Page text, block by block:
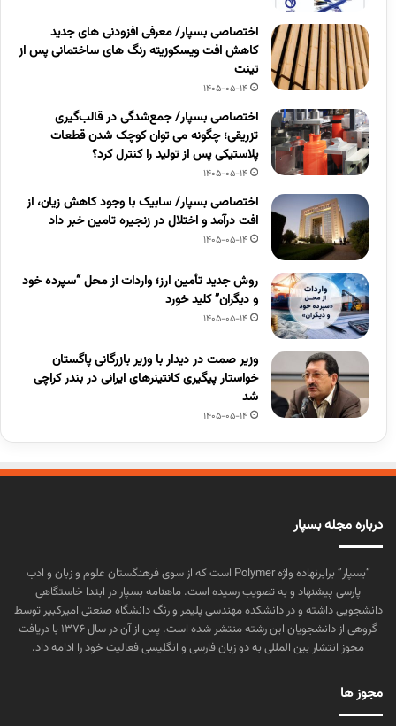
اختصاصی بسپار/ معرفی افزودنی های جدید
کاهش افت ویسکوزیته رنگ های ساختمانی پس از
تینت
1405-05-14
اختصاصی بسپار/ جمع‌شدگی در قالب‌گیری
تزریقی؛ چگونه می توان کوچک شدن قطعات
پلاستیکی پس از تولید را کنترل کرد؟
1405-05-14
اختصاصی بسپار/ سابیک با وجود کاهش زیان، از
افت درآمد و اختلال در زنجیره تامین خبر داد
1405-05-14
روش جدید تأمین ارز؛ واردات از محل “سپرده خود
و دیگران” کلید خورد
1405-05-14
وزیر صمت در دیدار با وزیر بازرگانی پاگستان
خواستار پیگیری کانتینرهای ایرانی در بندر کراچی
شد
1405-05-14
درباره مجله بسپار
“بسپار” برابرنهاده واژه Polymer است که از سوی فرهنگستان علوم و زبان و ادب
پارسی پیشنهاد و به تصویب رسیده است. ماهنامه بسپار در ابتدا خاستگاهی
دانشجویی داشته و در دانشکده مهندسی پلیمر و رنگ دانشگاه صنعتی امیرکبیر توسط
گروهی از دانشجویان این رشته منتشر شده است. پس از آن در سال ۱۳۷۶ با دریافت
مجوز انتشار بین المللی به دو زبان فارسی و انگلیسی فعالیت خود را ادامه داد.
مجوز ها